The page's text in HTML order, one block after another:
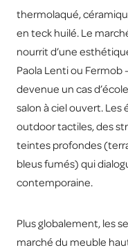
thermolaqué,
en teck huilé. Le
nourrit d’une
Paola Lenti ou Fermob
devenue un cas
salon à ciel ouvert. Les
outdoor tactiles, des
teintes profondes
bleus fumés) qui
contemporaine.
Plus globalement, les
marché du meuble